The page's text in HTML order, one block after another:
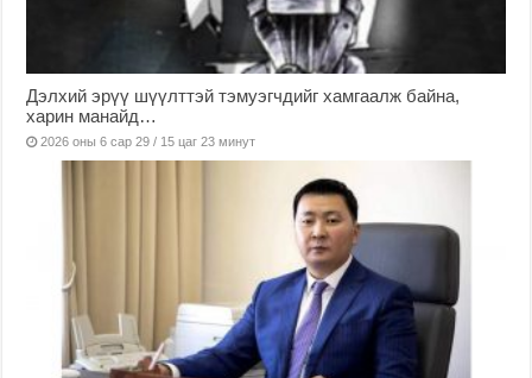
Дэлхий эрүү шүүлттэй тэмуэгчдийг хамгаалж байна,
харин манайд…
2026 оны 6 сар 29 / 15 цаг 23 минут